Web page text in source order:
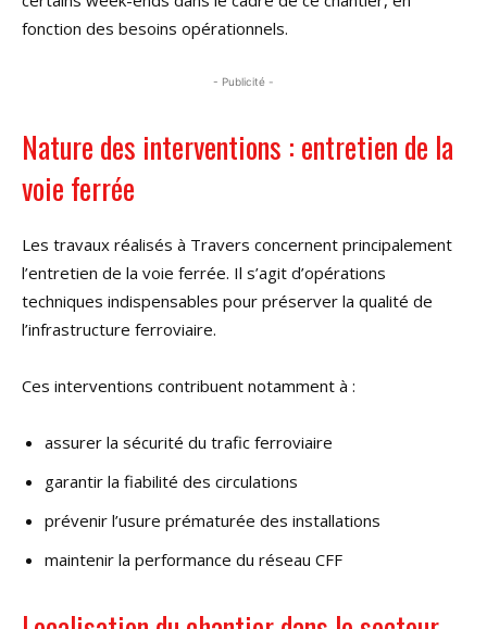
fonction des besoins opérationnels.
- Publicité -
Nature des interventions : entretien de la
voie ferrée
Les travaux réalisés à Travers concernent principalement
l’entretien de la voie ferrée. Il s’agit d’opérations
techniques indispensables pour préserver la qualité de
l’infrastructure ferroviaire.
Ces interventions contribuent notamment à :
assurer la sécurité du trafic ferroviaire
garantir la fiabilité des circulations
prévenir l’usure prématurée des installations
maintenir la performance du réseau CFF